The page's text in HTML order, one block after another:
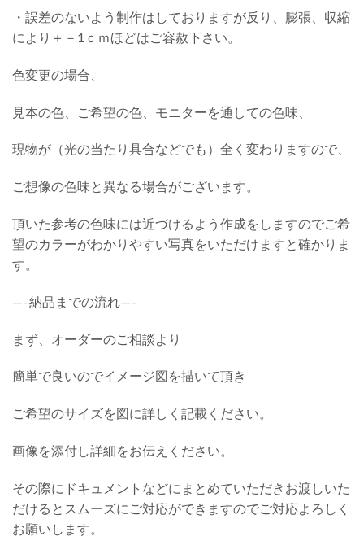
・誤差のないよう制作はしておりますが反り、膨張、収縮
により＋－1ｃｍほどはご容赦下さい。
色変更の場合、
見本の色、ご希望の色、モニターを通しての色味、
現物が（光の当たり具合などでも）全く変わりますので、
ご想像の色味と異なる場合がございます。
頂いた参考の色味には近づけるよう作成をしますのでご希
望のカラーがわかりやすい写真をいただけますと確かりま
す。
—–納品までの流れ—–
まず、オーダーのご相談より
簡単で良いのでイメージ図を描いて頂き
ご希望のサイズを図に詳しく記載ください。
画像を添付し詳細をお伝えください。
その際にドキュメントなどにまとめていただきお渡しいた
だけるとスムーズにご対応ができますのでご対応よろしく
お願いします。